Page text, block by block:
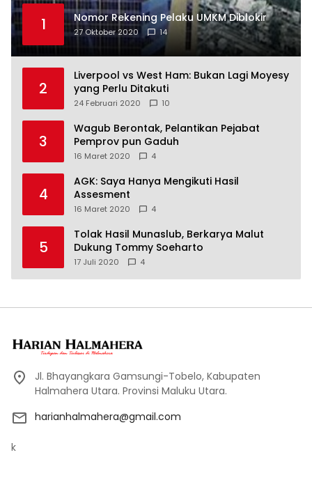
1 Nomor Rekening Pelaku UMKM Diblokir
27 Oktober 2020 14
2
Liverpool vs West Ham: Bukan Lagi Moyesy
yang Perlu Ditakuti
24 Februari 2020 10
3
Wagub Berontak, Pelantikan Pejabat
Pemprov pun Gaduh
16 Maret 2020 4
4
AGK: Saya Hanya Mengikuti Hasil
Assesment
16 Maret 2020 4
5
Tolak Hasil Munaslub, Berkarya Malut
Dukung Tommy Soeharto
17 Juli 2020 4
Jl. Bhayangkara Gamsungi-Tobelo, Kabupaten
Halmahera Utara. Provinsi Maluku Utara.
harianhalmahera@gmail.com
k